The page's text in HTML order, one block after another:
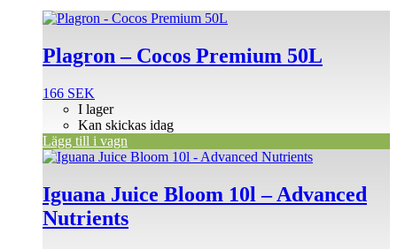
Plagron – Cocos Premium 50L
166 SEK
I lager
Kan skickas idag
Lägg till i vagn
Iguana Juice Bloom 10l – Advanced
Nutrients